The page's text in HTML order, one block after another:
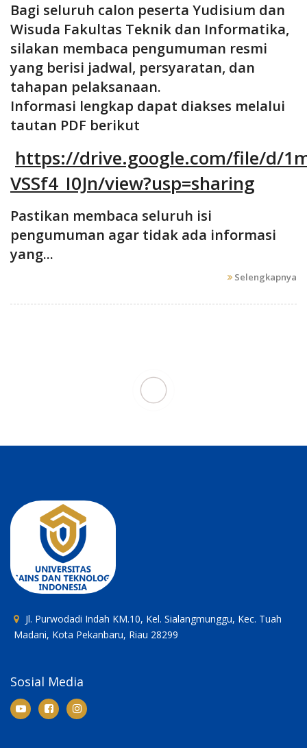
Bagi seluruh calon peserta Yudisium dan
Wisuda Fakultas Teknik dan Informatika,
silakan membaca pengumuman resmi
yang berisi jadwal, persyaratan, dan
tahapan pelaksanaan.
Informasi lengkap dapat diakses melalui
tautan PDF berikut
https://drive.google.com/file/d/
VSSf4_I0Jn/view?usp=sharing
Pastikan membaca seluruh isi
pengumuman agar tidak ada informasi
yang...
Selengkapnya
kegiatan akademik Kuliah Umum merupakan bagian dari
program pembelajaran yang wajib diikuti oleh mahasiswa,
dengan ini diumumkan penyelenggaraan Kuliah Umum dengan
ketentuan sebagai berikut:
Detail Kegiatan:
Hari/Tanggal: Selasa, 10 Desember 2024
Waktu: 08.00 wib s/d selesai
Pekanbaru dan Online : Zoom Meeting
Narasumber: Triatmojo Rosewanto S (VP Information
Tema:Transformasi Digital dan Kecerdasan Buatan :
Meningkatkan Efisiensi dan Keberlanjutan di Industri...